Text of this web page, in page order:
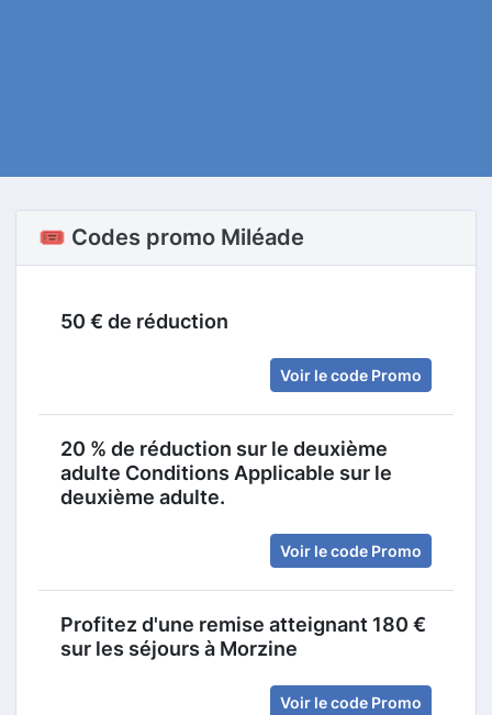
🎟️ Codes promo Miléade
50 € de réduction
Voir le code Promo
20 % de réduction sur le deuxième
adulte Conditions Applicable sur le
deuxième adulte.
Voir le code Promo
Profitez d'une remise atteignant 180 €
sur les séjours à Morzine
Voir le code Promo